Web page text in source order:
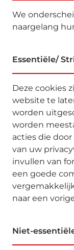
We
naargelang
Essentiële/
Deze cookies
website te
worden
worden
acties die
van uw
invullen van
een goede
naar een
Niet-